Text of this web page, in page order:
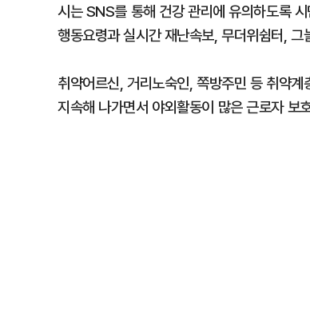
시는 SNS를 통해 건강 관리에 유의하도록
행동요령과 실시간 재난속보, 무더위쉼터,
취약어르신, 거리노숙인, 쪽방주민 등 취약
지속해 나가면서 야외활동이 많은 근로자 보